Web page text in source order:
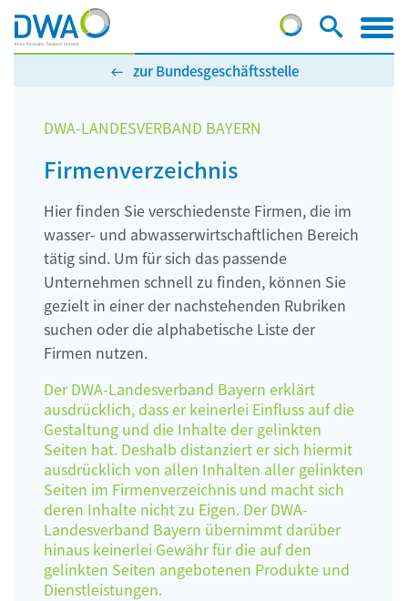
zur Bundesgeschäftsstelle
DWA-LANDESVERBAND BAYERN
Firmenverzeichnis
Hier finden Sie verschiedenste Firmen, die im
wasser- und abwasserwirtschaftlichen Bereich
tätig sind. Um für sich das passende
Unternehmen schnell zu finden, können Sie
gezielt in einer der nachstehenden Rubriken
suchen oder die alphabetische Liste der
Firmen nutzen.
Der DWA-Landesverband Bayern erklärt
ausdrücklich, dass er keinerlei Einfluss auf die
Gestaltung und die Inhalte der gelinkten
Seiten hat. Deshalb distanziert er sich hiermit
ausdrücklich von allen Inhalten aller gelinkten
Seiten im Firmenverzeichnis und macht sich
deren Inhalte nicht zu Eigen. Der DWA-
Landesverband Bayern übernimmt darüber
hinaus keinerlei Gewähr für die auf den
gelinkten Seiten angebotenen Produkte und
Dienstleistungen.